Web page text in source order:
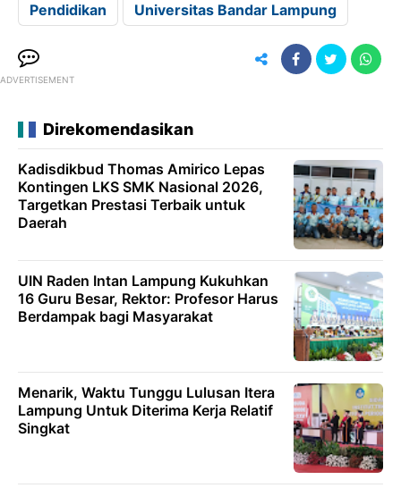
Pendidikan Universitas Bandar Lampung
ADVERTISEMENT
Direkomendasikan
Kadisdikbud Thomas Amirico Lepas
Kontingen LKS SMK Nasional 2026,
Targetkan Prestasi Terbaik untuk
Daerah
UIN Raden Intan Lampung Kukuhkan
16 Guru Besar, Rektor: Profesor Harus
Berdampak bagi Masyarakat
Menarik, Waktu Tunggu Lulusan Itera
Lampung Untuk Diterima Kerja Relatif
Singkat